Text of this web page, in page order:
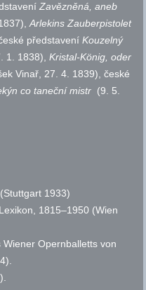
Zavězněná, aneb
Arlekins Zauberpistolet
představeníKouzelný
1. 1838), Kristal-König, oder
Vinař, 27. 4. 1839), české
co taneční mistr (9. 5.
1933)
1815–1950 (Wien
Opernballetts von